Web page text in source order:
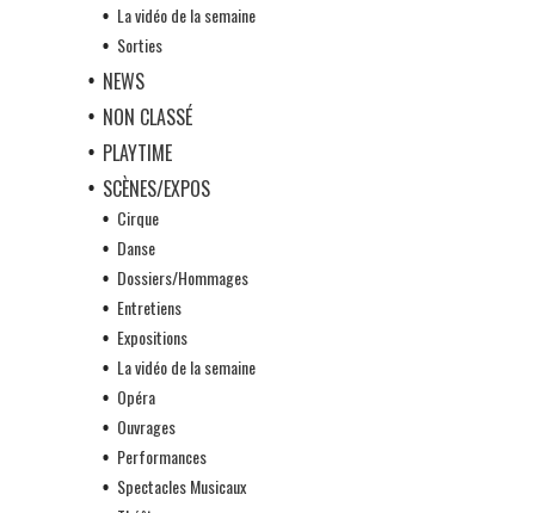
La vidéo de la semaine
Sorties
NEWS
NON CLASSÉ
PLAYTIME
SCÈNES/EXPOS
Cirque
Danse
Dossiers/Hommages
Entretiens
Expositions
La vidéo de la semaine
Opéra
Ouvrages
Performances
Spectacles Musicaux